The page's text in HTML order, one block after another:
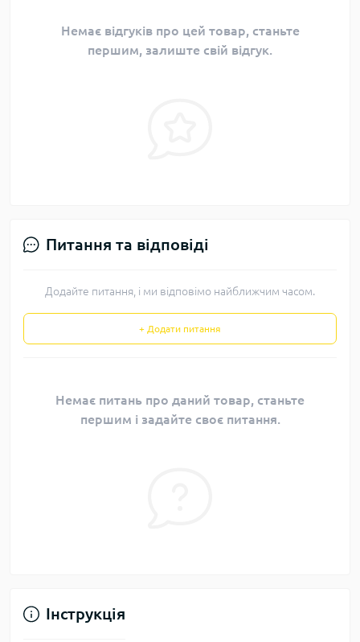
Немає відгуків про цей товар, станьте
першим, залиште свій відгук.
Питання та відповіді
Додайте питання, і ми відповімо найближчим часом.
+ Додати питання
Немає питань про даний товар, станьте
першим і задайте своє питання.
Інструкція